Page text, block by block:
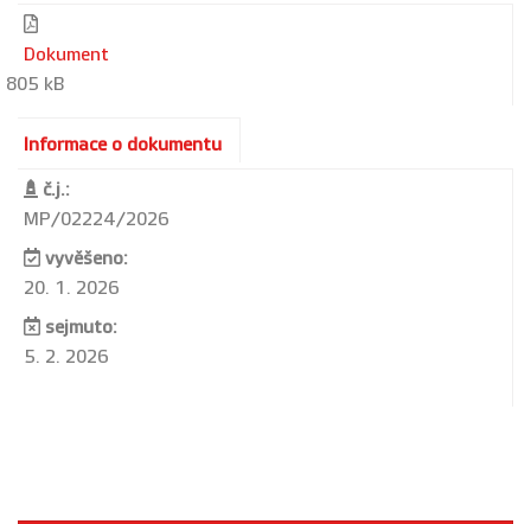
Dokument
805 kB
Informace o dokumentu
č.j.:
MP/02224/2026
vyvěšeno:
20. 1. 2026
sejmuto:
5. 2. 2026